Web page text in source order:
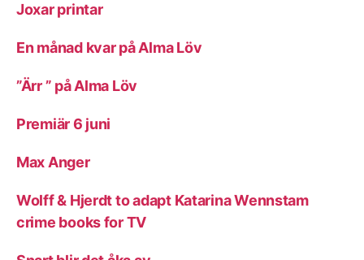
Joxar printar
En månad kvar på Alma Löv
”Ärr ” på Alma Löv
Premiär 6 juni
Max Anger
Wolff & Hjerdt to adapt Katarina Wennstam
crime books for TV